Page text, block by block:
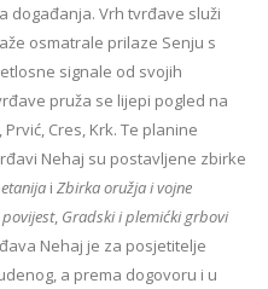
događanja. Vrh tvrđave služi
osmatrale prilaze Senju s
signale od svojih
pruža se lijepi pogled na
Cres, Krk. Te planine
Nehaj su postavljene zbirke
i Zbirka oružja i vojne
povijest, Gradski i plemićki grbovi
Nehaj je za posjetitelje
a prema dogovoru i u